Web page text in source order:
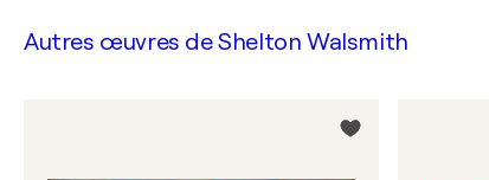
Autres œuvres deShelton Walsmith